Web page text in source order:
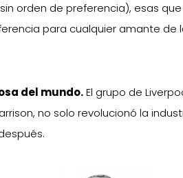
orden de preferencia), esas
para cualquier amante de
del mundo.El grupo de
no solo revolucionó la